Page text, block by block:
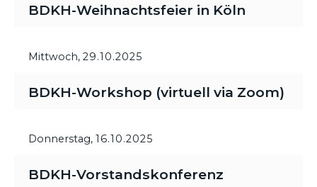
BDKH-Weihnachtsfeier in Köln
Mittwoch, 29.10.2025
BDKH-Workshop (virtuell via Zoom)
Donnerstag, 16.10.2025
BDKH-Vorstandskonferenz